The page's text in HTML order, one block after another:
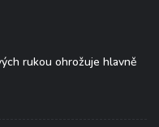
rukou ohrožuje hlavně